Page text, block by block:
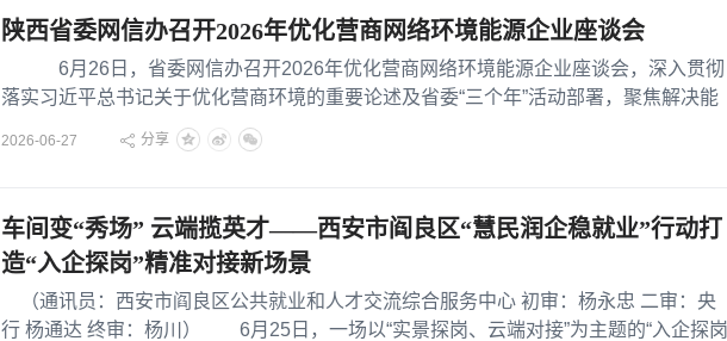
陕西省委网信办召开2026年优化营商网络环境能源企业座谈会
6月26日，省委网信办召开2026年优化营商网络环境能源企业座谈会，深入贯彻
落实习近平总书记关于优化营商环境的重要论述及省委“三个年”活动部署，聚焦解决能
源企业面临的网络侵权
2026-06-27 分享
车间变“秀场” 云端揽英才——西安市阎良区“慧民润企稳就业”行动打
造“入企探岗”精准对接新场景
（通讯员：西安市阎良区公共就业和人才交流综合服务中心 初审：杨永忠 二审：央
行 杨通达 终审：杨川） 6月25日，一场以“实景探岗、云端对接”为主题的“入企探岗